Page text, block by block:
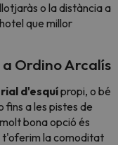
o la distància a
que millor
Ordino Arcalís
d'esquípropi, o bé
a les pistes de
bona opció és
t'oferim la comoditat